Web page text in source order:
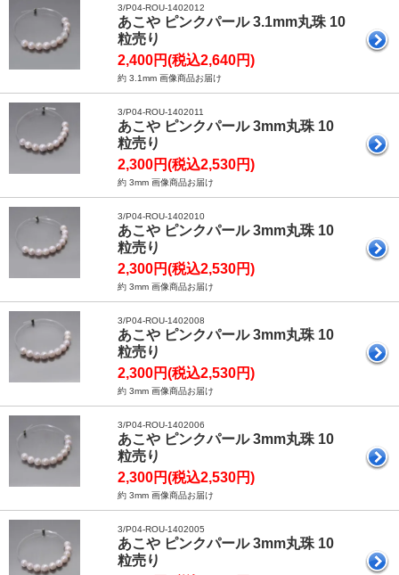
3/P04-ROU-1402012
あこや ピンクパール 3.1mm丸珠 10
粒売り
2,400円(税込2,640円)
約 3.1mm 画像商品お届け
3/P04-ROU-1402011
あこや ピンクパール 3mm丸珠 10
粒売り
2,300円(税込2,530円)
約 3mm 画像商品お届け
3/P04-ROU-1402010
あこや ピンクパール 3mm丸珠 10
粒売り
2,300円(税込2,530円)
約 3mm 画像商品お届け
3/P04-ROU-1402008
あこや ピンクパール 3mm丸珠 10
粒売り
2,300円(税込2,530円)
約 3mm 画像商品お届け
3/P04-ROU-1402006
あこや ピンクパール 3mm丸珠 10
粒売り
2,300円(税込2,530円)
約 3mm 画像商品お届け
3/P04-ROU-1402005
あこや ピンクパール 3mm丸珠 10
粒売り